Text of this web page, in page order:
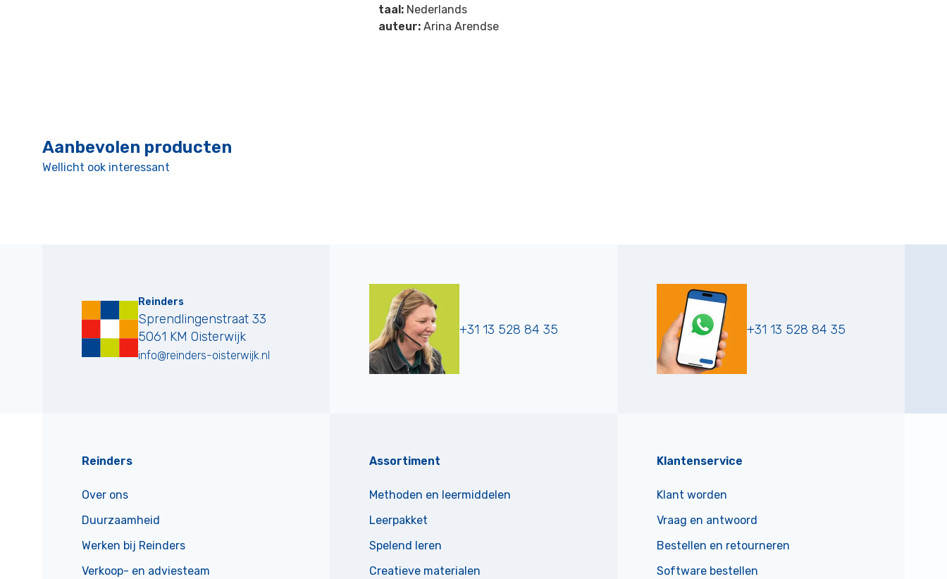
taal: Nederlands
auteur: Arina Arendse
Aanbevolen producten
Wellicht ook interessant
Reinders
Sprendlingenstraat 33
5061 KM Oisterwijk
info@reinders-oisterwijk.nl
+31 13 528 84 35 +31 13 528 84 35
Reinders
Over ons
Duurzaamheid
Werken bij Reinders
Verkoop- en adviesteam
Assortiment
Methoden en leermiddelen
Leerpakket
Spelend leren
Creatieve materialen
Klantenservice
Klant worden
Vraag en antwoord
Bestellen en retourneren
Software bestellen